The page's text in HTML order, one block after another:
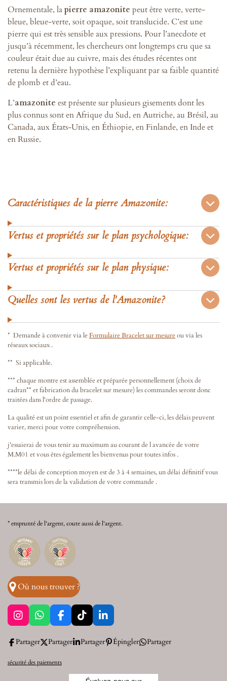
Ornementale, lapierre amazonite peut être verte, verte-
bleue, bleue-verte, soit opaque, soit translucide. C’est une
pierre qui est très sensible aux pressions. Pour l’anecdote et
jusqu’à récemment, les chercheurs ont longtemps cru que sa
couleur était due au cuivre, mais des études récentes ont
retenu la dernière hypothèse l’expliquant par sa faible quantité
de plomb et d’eau.
L’amazonite est présente sur plusieurs gisements dont les
plus connus sont en Afrique du Sud, en Autriche, au Brésil, au
Canada, aux États-Unis, en Éthiopie, en Finlande, en Inde et
en Russie.
Caractéristiques de la pierre Amazonite:
Vertus et propriétés sur le plan psychologique:
Vertus et propriétés sur le plan physique:
Quelles sont les vertus de l'Amazonite?
* Demande à convenir via leFormulaire Bracelet sur mesureou via les
réseaux sociaux .
** Si applicable.
*** chaque montre est assemblée et préparée personnellement (choix de
cadran** et fabrication du bracelet sur mesure) les commandes seront donc
traitées dans l'ordre de passage.
La qualité est un point essentiel et afin de garantir celle-ci, les délais peuvent
varier, merci pour votre compréhension.
j'essaierai de vous tenir au maximum au courant de l avancée de votre
M.M01 et vous êtes également les bienvenus pour toutes infos .
****le délai de conception moyen est de 3 à 4 semaines, un délai définitif vous
sera transmis lors de la validation de votre commande .
* emprunté de l'argent, coute aussi de l'argent.
Où nous trouver ?
I
n
s
t
a
g
W
h
a
t
A
F
a
c
e
o
T
i
k
T
L
i
n
k
I
Partager Partager Partager Épingler Partager
sécurité des paiements